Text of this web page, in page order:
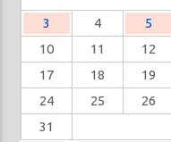
3
4 5
10
11 12
17
18 19
24
25 26
31